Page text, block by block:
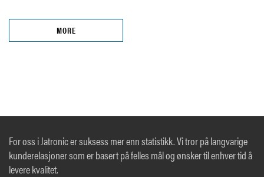
MORE
For oss i Jatronic er suksess mer enn statistikk. Vi tror på langvarige
kunderelasjoner som er basert på felles mål og ønsker til enhver tid å
levere kvalitet.